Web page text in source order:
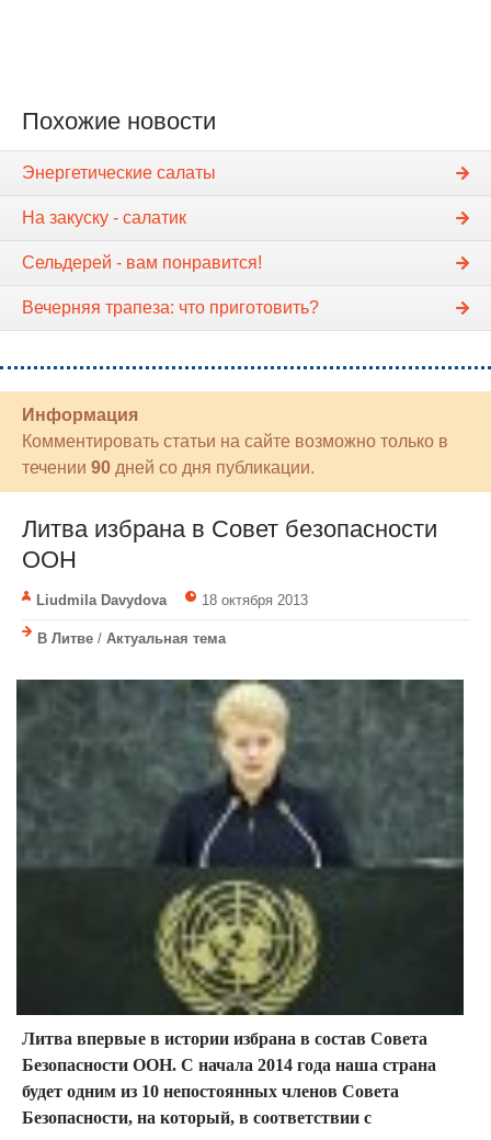
Похожие новости
Энергетические салаты
На закуску - салатик
Сельдерей - вам понравится!
Вечерняя трапеза: что приготовить?
Информация
Комментировать статьи на сайте возможно только в
течении 90 дней со дня публикации.
Литва избрана в Совет безопасности
ООН
Liudmila Davydova 18 октября 2013
В Литве / Актуальная тема
Литва впервые в истории избрана в состав Совета
Безопасности ООН. С начала 2014 года наша страна
будет одним из 10 непостоянных членов Совета
Безопасности, на который, в соответствии с